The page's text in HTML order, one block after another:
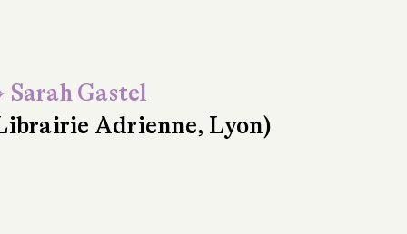
Gastel
Adrienne, Lyon)